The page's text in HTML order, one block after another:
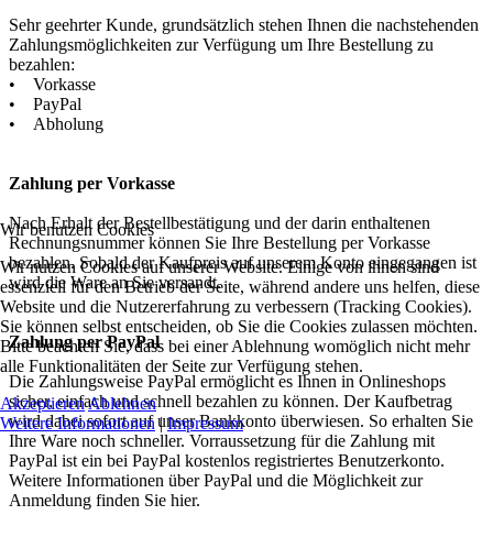
Sehr geehrter Kunde, grundsätzlich stehen Ihnen die nachstehenden
Zahlungsmöglichkeiten zur Verfügung um Ihre Bestellung zu
bezahlen:
• Vorkasse
• PayPal
• Abholung
Zahlung per Vorkasse
Nach Erhalt der Bestellbestätigung und der darin enthaltenen
Rechnungsnummer können Sie Ihre Bestellung per Vorkasse
bezahlen. Sobald der Kaufpreis auf unserem Konto eingegangen ist
wird die Ware an Sie versandt.
Zahlung per PayPal
Die Zahlungsweise PayPal ermöglicht es Ihnen in Onlineshops
sicher, einfach und schnell bezahlen zu können. Der Kaufbetrag
wird dabei sofort auf unser Bankkonto überwiesen. So erhalten Sie
Ihre Ware noch schneller. Vorraussetzung für die Zahlung mit
PayPal ist ein bei PayPal kostenlos registriertes Benutzerkonto.
Weitere Informationen über PayPal und die Möglichkeit zur
Anmeldung finden Sie hier.
Wir benutzen Cookies
Wir nutzen Cookies auf unserer Website. Einige von ihnen sind
essenziell für den Betrieb der Seite, während andere uns helfen, diese
Website und die Nutzererfahrung zu verbessern (Tracking Cookies).
Sie können selbst entscheiden, ob Sie die Cookies zulassen möchten.
Bitte beachten Sie, dass bei einer Ablehnung womöglich nicht mehr
alle Funktionalitäten der Seite zur Verfügung stehen.
AkzeptierenAblehnen
Weitere Informationen|Impressum